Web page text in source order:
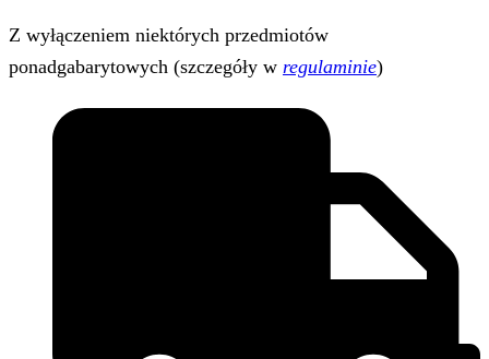
Z wyłączeniem niektórych przedmiotów
ponadgabarytowych (szczegóły w regulaminie)